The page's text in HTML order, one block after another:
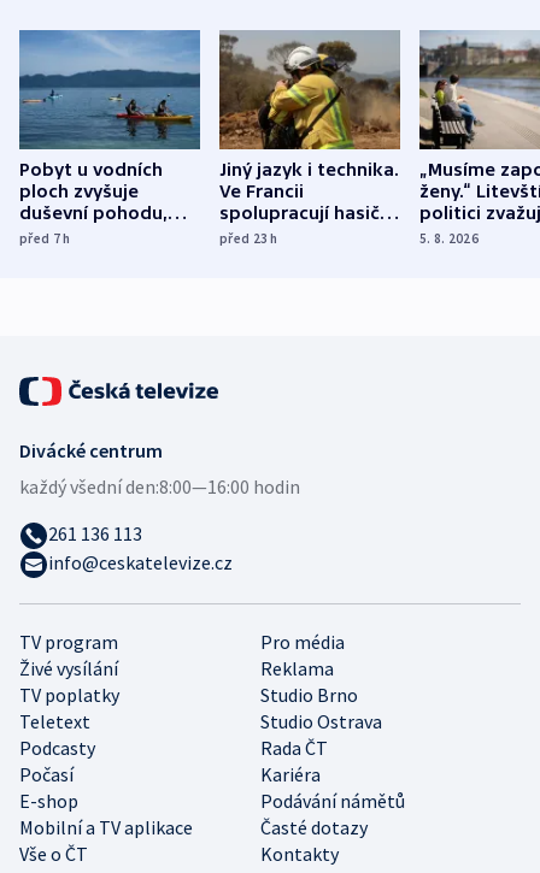
Pobyt u vodních
ploch zvyšuje
duševní pohodu,
ukázala
před 7h
Jiný jazyk i technika.
Ve Francii
spolupracují hasiči z
různých zemí
před 23h
„Musíme
ženy.“
politici
dohodu o
5. 8. 2026
TV program
Pro média
Živé vysílání
Reklama
TV poplatky
Studio Brno
Teletext
Studio Ostrava
Podcasty
Rada ČT
Počasí
Kariéra
E-shop
Podávání námětů
Mobilní a TV aplikace
Časté dotazy
Vše o ČT
Kontakty
Divácké centrum
každý všední den:8:00—16:00 hodin
261 136 113
info@ceskatelevize.cz